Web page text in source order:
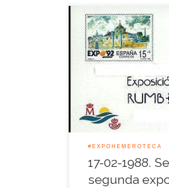
Aquel 17 de febrero de
oficialmente la
organizada por la
Sevillana con la
de España y el
muestra se celebraba
dentro de su segunda […]
#EXPOHEMEROTECA
17-02-1988.
segunda